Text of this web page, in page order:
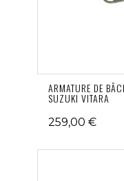
ARMATURE DE
SUZUKI VITARA
259,00 €